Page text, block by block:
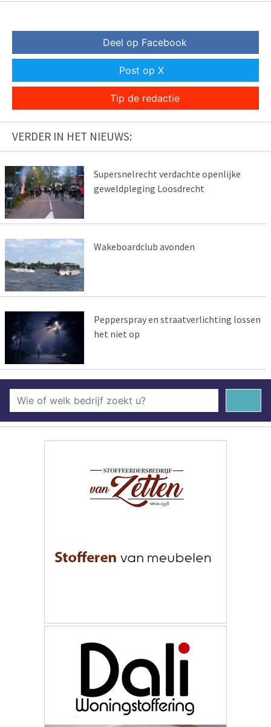
Deel op Facebook
Post op X
Tip de redactie
VERDER IN HET NIEUWS:
Supersnelrecht verdachte openlijke
geweldpleging Loosdrecht
Wakeboardclub avonden
Pepperspray en straatverlichting lossen
het niet op